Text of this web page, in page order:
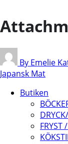
By Emelie
Japansk Mat
Butiken
FRYST